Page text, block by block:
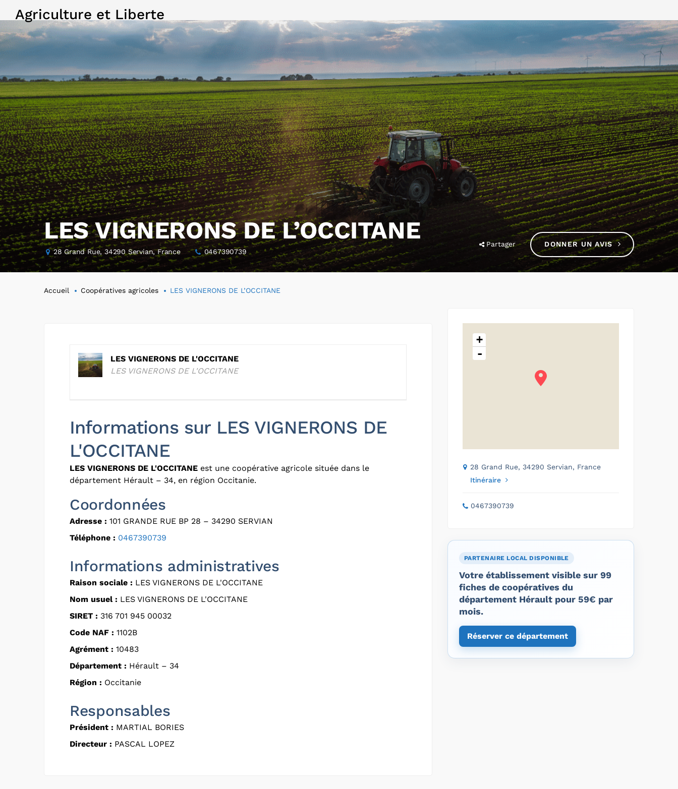
Agriculture et Liberte
LES VIGNERONS DE L’OCCITANE
28 Grand Rue, 34290 Servian, France 0467390739
Partager DONNER UN AVIS
Accueil Coopératives agricoles LES VIGNERONS DE L’OCCITANE
LES VIGNERONS DE L'OCCITANE
LES VIGNERONS DE L'OCCITANE
Informations sur LES VIGNERONS DE
L'OCCITANE
LES VIGNERONS DE L'OCCITANE est une coopérative agricole située dans le
département Hérault – 34, en région Occitanie.
Coordonnées
Adresse : 101 GRANDE RUE BP 28 – 34290 SERVIAN
Téléphone : 0467390739
Informations administratives
Raison sociale : LES VIGNERONS DE L'OCCITANE
Nom usuel : LES VIGNERONS DE L'OCCITANE
SIRET : 316 701 945 00032
Code NAF : 1102B
Agrément : 10483
Département : Hérault – 34
Région : Occitanie
Responsables
Président : MARTIAL BORIES
Directeur : PASCAL LOPEZ
+
-
28 Grand Rue, 34290 Servian, France
Itinéraire
0467390739
PARTENAIRE LOCAL DISPONIBLE
Votre établissement visible sur 99
fiches de coopératives du
département Hérault pour 59€ par
mois.
Réserver ce département